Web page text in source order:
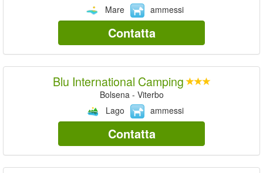
Mare
ammessi
Contatta
Blu International Camping
Bolsena - Viterbo
Lago
ammessi
Contatta